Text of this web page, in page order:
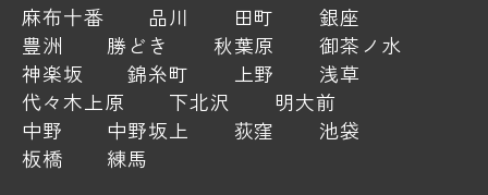
麻布十番
品川 田町
銀座
豊洲
勝どき 秋葉原
御茶ノ水
神楽坂
錦糸町 上野
浅草
代々木上原
下北沢
明大前
中野
中野坂上 荻窪
池袋
板橋
練馬